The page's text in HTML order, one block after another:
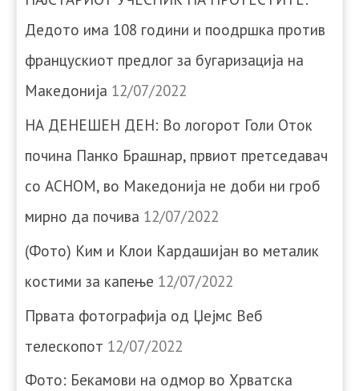
Дедото има 108 години и поодршка против
францускиот предлог за бугаризација на
Македонија 12/07/2022
НА ДЕНЕШЕН ДЕН: Во логорот Голи Оток
почина Панко Брашнар, првиот претседавач
со АСНОМ, во Македонија не доби ни гроб
мирно да почива 12/07/2022
(Фото) Ким и Клои Кардашијан во металик
костими за капење 12/07/2022
Првата фотографија од Џејмс Веб
телескопот 12/07/2022
Фото: Бекамови на одмор во Хрватска